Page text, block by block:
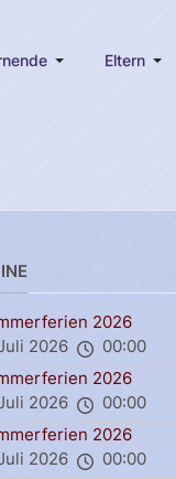
Eltern
2026
2026
00:00
2026
2026
00:00
2026
2026
00:00